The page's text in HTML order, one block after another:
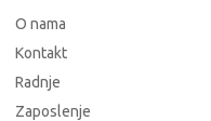
O nama
Kontakt
Radnje
Zaposlenje